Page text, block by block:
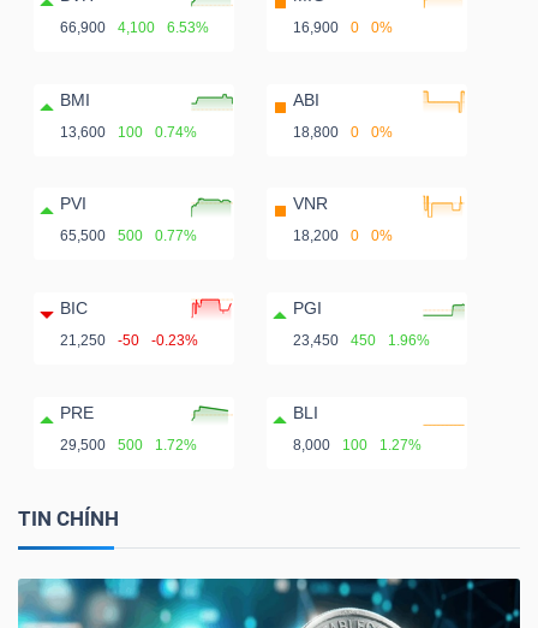
66,900 4,100 6.53% 16,900 0 0%
BMI
13,600 100 0.74%
ABI
18,800 0 0%
PVI
65,500 500 0.77%
VNR
18,200 0 0%
BIC
21,250 -50 -0.23%
PGI
23,450 450 1.96%
PRE
29,500 500 1.72%
BLI
8,000 100 1.27%
TIN CHÍNH